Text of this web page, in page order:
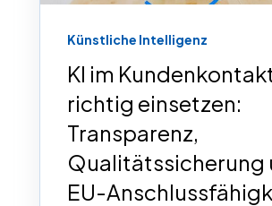
Künstliche Intelligenz
KI im
richtig einsetzen:
Transparenz,
Qualitätssicherung
EU-